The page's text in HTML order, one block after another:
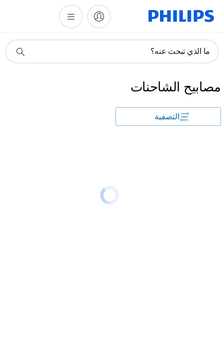
دعم
ما الذي تبحث عنه؟
مصابيح الشاحنات
التصفية